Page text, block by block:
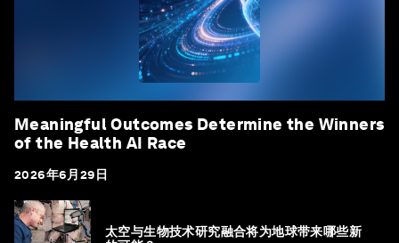
Meaningful Outcomes Determine the Winners
of the Health AI Race
2026年6月29日
太空与生物技术研究融合将为地球带来哪些新